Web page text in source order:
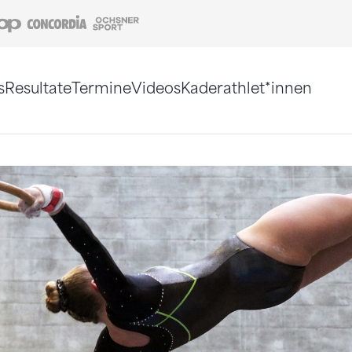
Coop Concordia
ResultateTermineVideosKaderathlet*innen